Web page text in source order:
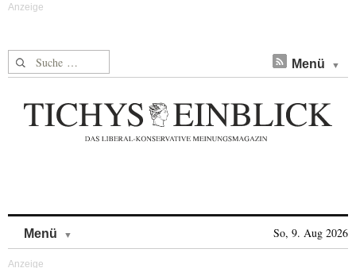
Suche nach: Menü
Menü So, 9. Aug 2026